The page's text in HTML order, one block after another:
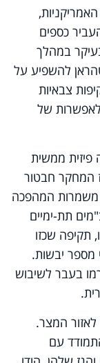
כספים
במהלך
להשפיע על
צבאיות
של
פיזית ממשית
המחקר חבטור
משמרות המהפכה
תת-ימיים
תקיפה שכזו
מספר יבשות.
בעבר לשיבוש
המצר.
עם